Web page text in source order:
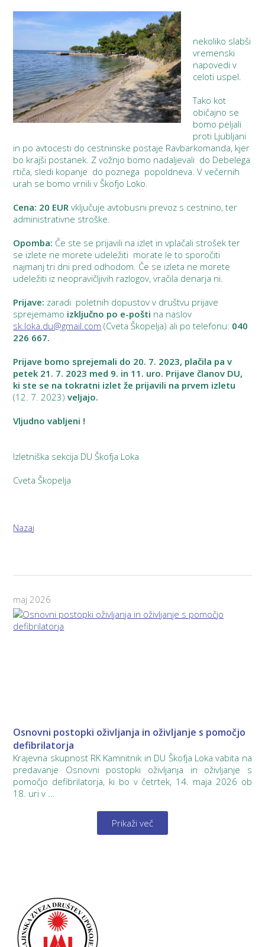
nekoliko slabši
vremenski
napovedi v
celoti uspel.
Tako kot
običajno se
bomo peljali
proti Ljubljani
in po avtocesti do cestninske postaje Ravbarkomanda, kjer
bo krajši postanek. Z vožnjo bomo nadaljevali do Debelega
rtiča, sledi kopanje do poznega popoldneva. V večernih
urah se bomo vrnili v Škofjo Loko.
Cena: 20 EUR vključuje avtobusni prevoz s cestnino, ter
administrativne stroške.
Opomba: Če ste se prijavili na izlet in vplačali strošek ter
se izlete ne morete udeležiti morate le to sporočiti
najmanj tri dni pred odhodom. Če se izleta ne morete
udeležiti iz neopravičljivih razlogov, vračila denarja ni.
Prijave: zaradi poletnih dopustov v društvu prijave
sprejemamo izključno po e-pošti na naslov
sk.loka.du@gmail.com (Cveta Škopelja) ali po telefonu: 040
226 667.
Prijave bomo sprejemali do 20. 7. 2023, plačila pa v
petek 21. 7. 2023 med 9. in 11. uro. Prijave članov DU,
ki ste se na tokratni izlet že prijavili na prvem izletu
(12. 7. 2023) veljajo.
Vljudno vabljeni !
Izletniška sekcija DU Škofja Loka
Cveta Škopelja
Nazaj
maj 2026
Osnovni postopki oživljanja in oživljanje s pomočjo
defibrilatorja
Krajevna skupnost RK Kamnitnik in DU Škofja Loka vabita na
predavanje Osnovni postopki oživljanja in oživljanje s
pomočjo defibrilatorja, ki bo v četrtek, 14. maja 2026 ob
18. uri v ...
Prikaži več